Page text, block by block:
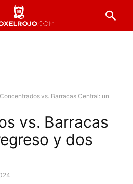
Concentrados vs. Barracas Central: un
vs. Barracas
y dos